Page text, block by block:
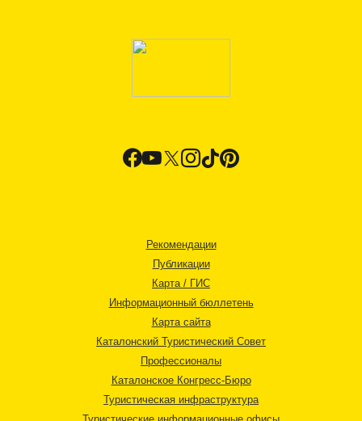
Рекомендации
Публикации
Карта / ГИС
Информационный бюллетень
Карта сайта
Каталонский Туристический Совет
Профессионалы
Каталонское Конгресс-Бюро
Туристическая инфраструктура